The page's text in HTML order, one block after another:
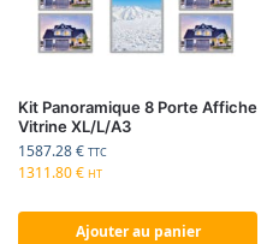
Kit Panoramique 8 Porte Affiche
Vitrine XL/L/A3
1587.28€ TTC
1311.80€ HT
Ajouter au panier